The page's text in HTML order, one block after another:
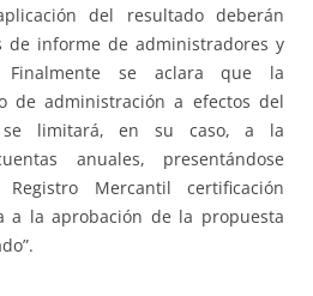
del resultado deberán
de informe de administradores y
Finalmente se aclara que la
de administración a efectos del
se limitará, en su caso, a la
anuales, presentándose
Mercantil certificación
a la aprobación de la propuesta